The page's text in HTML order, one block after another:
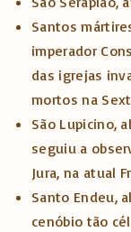
Santos
imperador
das igrejas
mortos na
São Lupicino,
seguiu a
Jura, na atual
Santo Endeu,
cenóbio tão